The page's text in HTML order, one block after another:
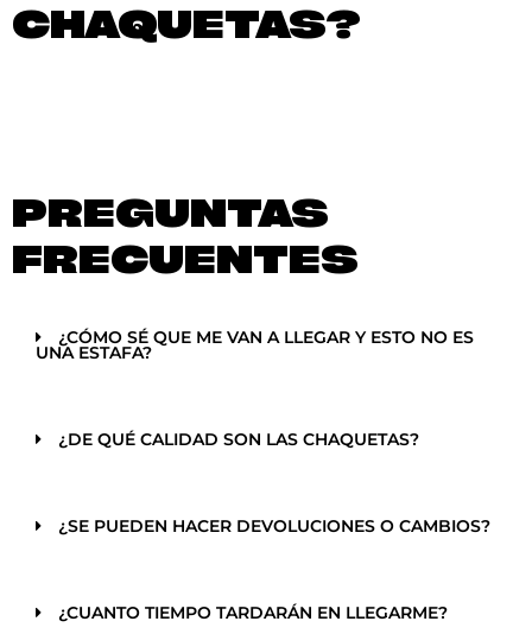
CHAQUETAS?
PREGUNTAS
FRECUENTES
¿CÓMO SÉ QUE ME VAN A LLEGAR Y ESTO NO ES
UNA ESTAFA?
¿DE QUÉ CALIDAD SON LAS CHAQUETAS?
¿SE PUEDEN HACER DEVOLUCIONES O CAMBIOS?
¿CUANTO TIEMPO TARDARÁN EN LLEGARME?